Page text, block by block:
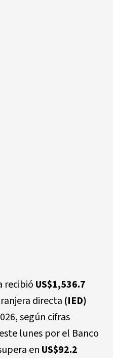
recibió US$1,536.7
directa (IED)
según cifras
lunes por el Banco
en US$92.2